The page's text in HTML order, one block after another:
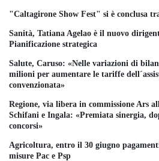
"Caltagirone Show Fest" si è conclusa
Sanità, Tatiana Agelao è il nuovo
Pianificazione strategica
Salute, Caruso: «Nelle variazioni di
milioni per aumentare le tariffe
convenzionata»
Regione, via libera in commissione Ars
Schifani e Ingala: «Premiata sinergia,
concorsi»
Agricoltura, entro il 30 giugno
misure Pac e Psp